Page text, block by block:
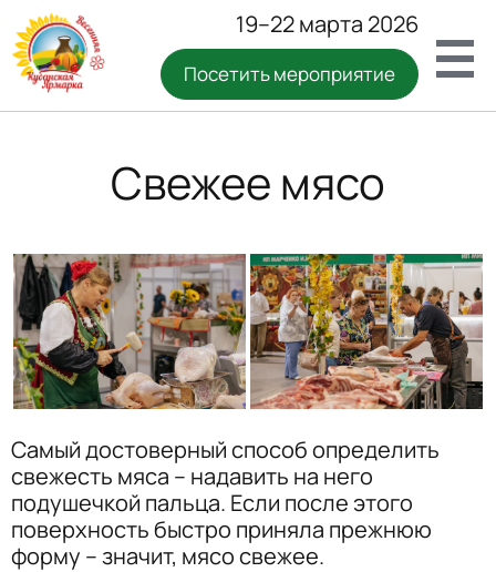
19–22 марта 2026
Посетить мероприятие
Свежее мясо
Самый достоверный способ определить
свежесть мяса – надавить на него
подушечкой пальца. Если после этого
поверхность быстро приняла прежнюю
форму – значит, мясо свежее.